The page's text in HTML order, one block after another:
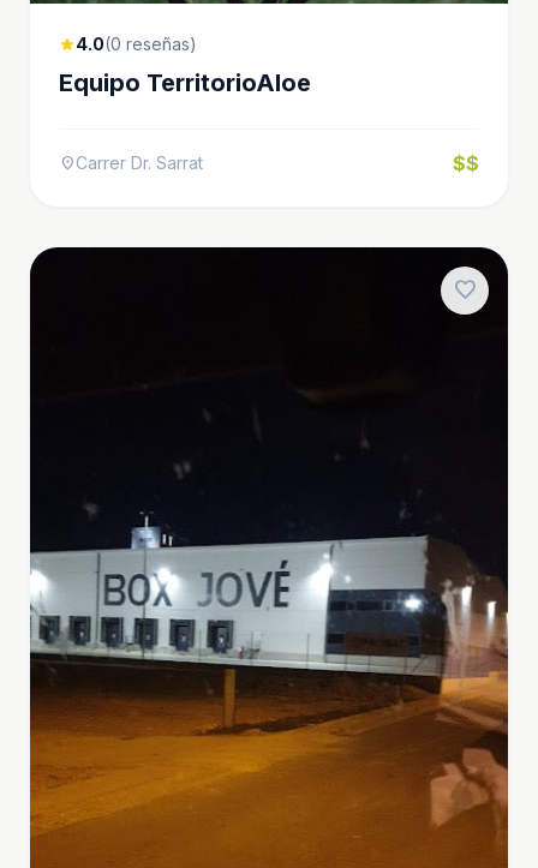
star4.0(0 reseñas)
Equipo TerritorioAloe
location_onCarrer Dr. Sarrat $$
favorite